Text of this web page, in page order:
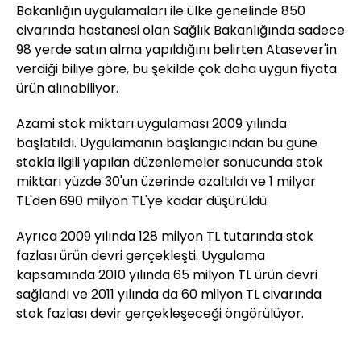
Bakanlığın uygulamaları ile ülke genelinde 850
civarında hastanesi olan Sağlık Bakanlığında sadece
98 yerde satın alma yapıldığını belirten Atasever'in
verdiği biliye göre, bu şekilde çok daha uygun fiyata
ürün alınabiliyor.
Azami stok miktarı uygulaması 2009 yılında
başlatıldı. Uygulamanın başlangıcından bu güne
stokla ilgili yapılan düzenlemeler sonucunda stok
miktarı yüzde 30'un üzerinde azaltıldı ve 1 milyar
TL'den 690 milyon TL'ye kadar düşürüldü.
Ayrıca 2009 yılında 128 milyon TL tutarında stok
fazlası ürün devri gerçekleşti. Uygulama
kapsamında 2010 yılında 65 milyon TL ürün devri
sağlandı ve 2011 yılında da 60 milyon TL civarında
stok fazlası devir gerçekleşeceği öngörülüyor.